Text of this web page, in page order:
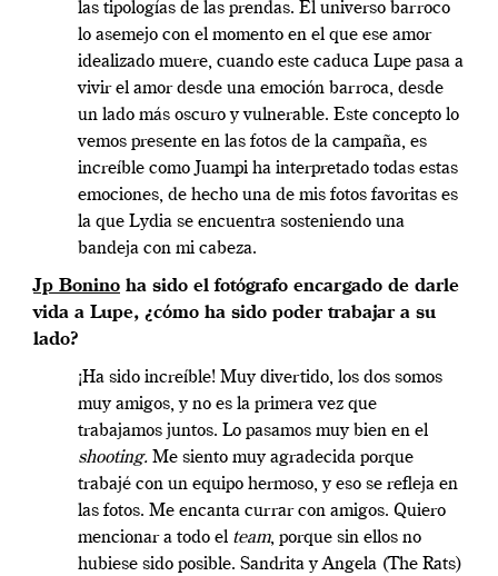
las tipologías de las prendas. El universo barroco
lo asemejo con el momento en el que ese amor
idealizado muere, cuando este caduca Lupe pasa a
vivir el amor desde una emoción barroca, desde
un lado más oscuro y vulnerable. Este concepto lo
vemos presente en las fotos de la campaña, es
increíble como Juampi ha interpretado todas estas
emociones, de hecho una de mis fotos favoritas es
la que Lydia se encuentra sosteniendo una
bandeja con mi cabeza.
Jp Bonino ha sido el fotógrafo encargado de darle
vida a Lupe, ¿cómo ha sido poder trabajar a su
lado?
¡Ha sido increíble! Muy divertido, los dos somos
muy amigos, y no es la primera vez que
trabajamos juntos. Lo pasamos muy bien en el
shooting. Me siento muy agradecida porque
trabajé con un equipo hermoso, y eso se refleja en
las fotos. Me encanta currar con amigos. Quiero
mencionar a todo el team, porque sin ellos no
hubiese sido posible. Sandrita y Angela (The Rats)